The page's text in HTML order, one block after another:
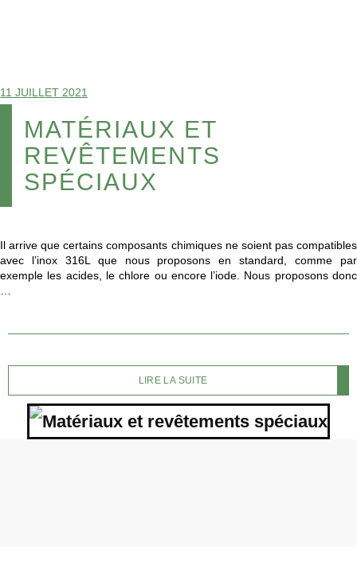
11 JUILLET 2021
MATÉRIAUX ET
REVÊTEMENTS
SPÉCIAUX
Il arrive que certains composants chimiques ne soient pas compatibles
avec l’inox 316L que nous proposons en standard, comme par
exemple les acides, le chlore ou encore l’iode. Nous proposons donc
…
LIRE LA SUITE